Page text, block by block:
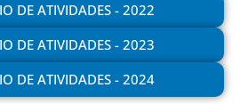
DE ATIVIDADES - 2022
DE ATIVIDADES - 2023
DE ATIVIDADES - 2024